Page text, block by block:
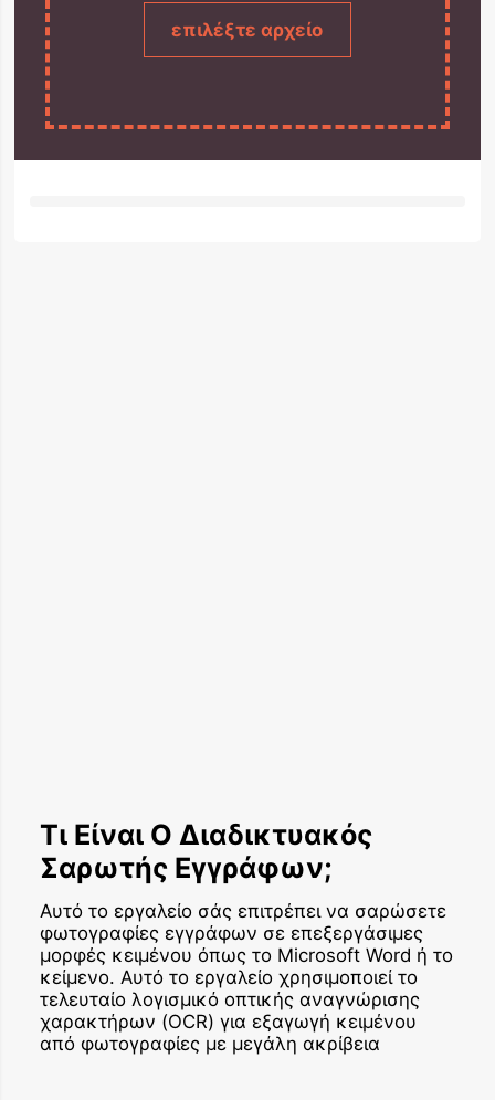
επιλέξτε αρχείο
Τι Είναι Ο Διαδικτυακός
Σαρωτής Εγγράφων;
Αυτό το εργαλείο σάς επιτρέπει να σαρώσετε
φωτογραφίες εγγράφων σε επεξεργάσιμες
μορφές κειμένου όπως το Microsoft Word ή το
κείμενο. Αυτό το εργαλείο χρησιμοποιεί το
τελευταίο λογισμικό οπτικής αναγνώρισης
χαρακτήρων (OCR) για εξαγωγή κειμένου
από φωτογραφίες με μεγάλη ακρίβεια